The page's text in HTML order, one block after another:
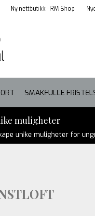
Ny nettbutikk - RM Shop
SMAKFULLE
muligheter
unike muligheter for